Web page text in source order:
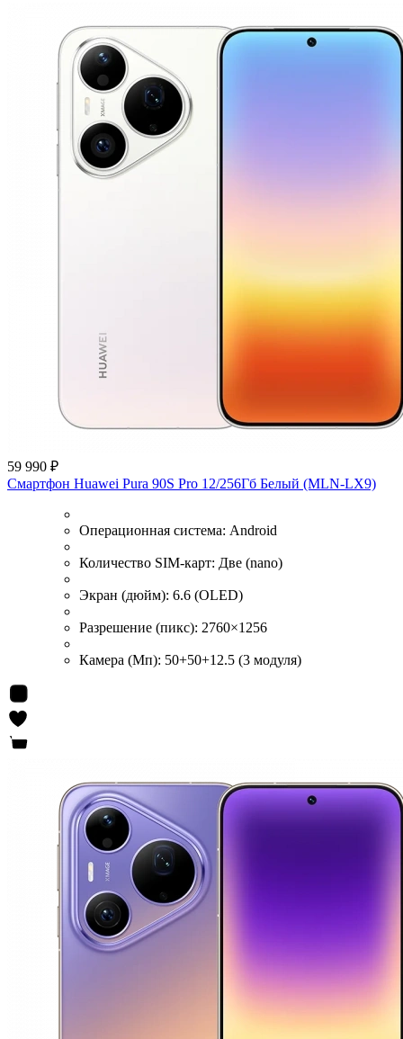
59 990 ₽
Смартфон Huawei Pura 90S Pro 12/256Гб Белый (MLN-LX9)
Операционная система: Android
Количество SIM-карт: Две (nano)
Экран (дюйм): 6.6 (OLED)
Разрешение (пикс): 2760×1256
Камера (Мп): 50+50+12.5 (3 модуля)